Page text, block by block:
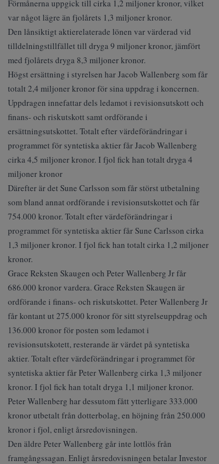
Förmånerna uppgick till cirka 1,2 miljoner kronor, vilket
var något lägre än fjolårets 1,3 miljoner kronor.
Den lånsiktigt aktierelaterade lönen var värderad vid
tilldelningstillfället till dryga 9 miljoner kronor, jämfört
med fjolårets dryga 8,3 miljoner kronor.
Högst ersättning i styrelsen har Jacob Wallenberg som får
totalt 2,4 miljoner kronor för sina uppdrag i koncernen.
Uppdragen innefattar dels ledamot i revisionsutskott och
finans- och riskutskott samt ordförande i
ersättningsutskottet. Totalt efter värdeförändringar i
programmet för syntetiska aktier får Jacob Wallenberg
cirka 4,5 miljoner kronor. I fjol fick han totalt dryga 4
miljoner kronor
Därefter är det Sune Carlsson som får störst utbetalning
som bland annat ordförande i revisionsutskottet och får
754.000 kronor. Totalt efter värdeförändringar i
programmet för syntetiska aktier får Sune Carlsson cirka
1,3 miljoner kronor. I fjol fick han totalt cirka 1,2 miljoner
kronor.
Grace Reksten Skaugen och Peter Wallenberg Jr får
686.000 kronor vardera. Grace Reksten Skaugen är
ordförande i finans- och riskutskottet. Peter Wallenberg Jr
får kontant ut 275.000 kronor för sitt styrelseuppdrag och
136.000 kronor för posten som ledamot i
revisionsutskotett, resterande är värdet på syntetiska
aktier. Totalt efter värdeförändringar i programmet för
syntetiska aktier får Peter Wallenberg cirka 1,3 miljoner
kronor. I fjol fick han totalt dryga 1,1 miljoner kronor.
Peter Wallenberg har dessutom fått ytterligare 333.000
kronor utbetalt från dotterbolag, en höjning från 250.000
kronor i fjol, enligt årsredovisningen.
Den äldre Peter Wallenberg går inte lottlös från
framgångssagan. Enligt årsredovisningen betalar Investor